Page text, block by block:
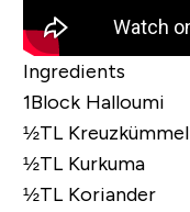
Ingredients
1Block Halloumi
½TL Kreuzkümmel
½TL Kurkuma
½TL Koriander